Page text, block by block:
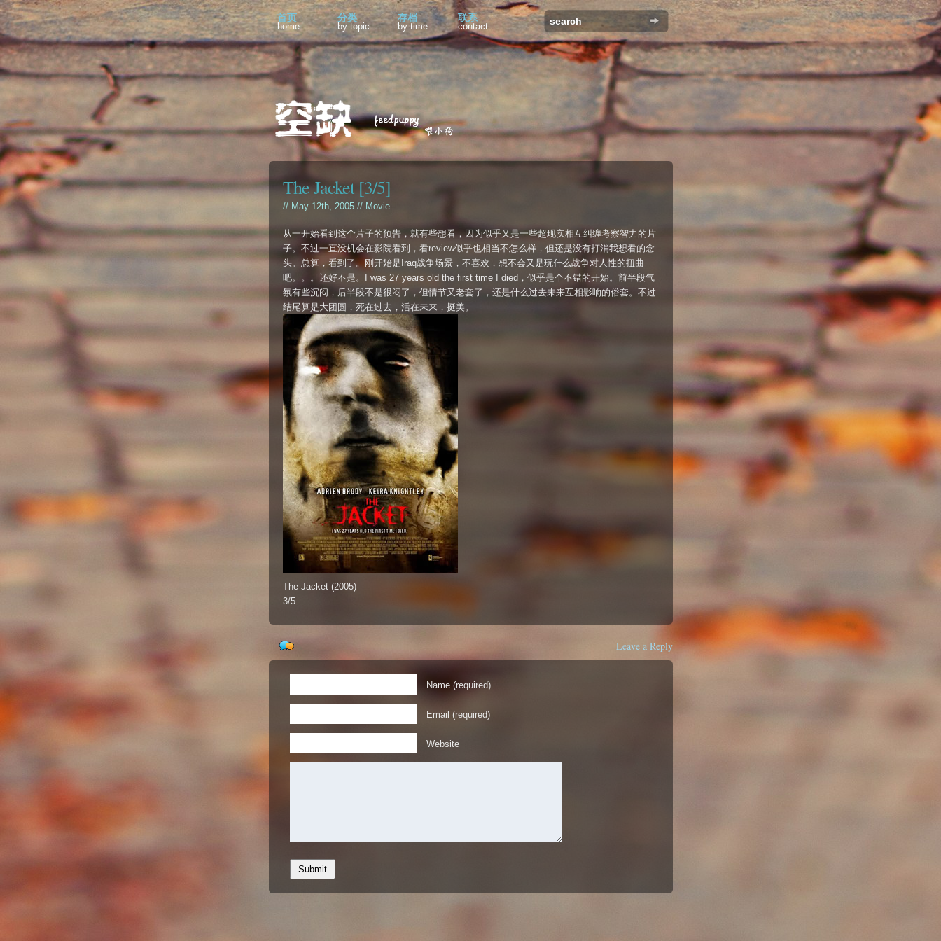
首页
home
分类
by topic
存档
by time
联系
contact
The Jacket [3/5]
// May 12th, 2005 // Movie
从一开始看到这个片子的预告，就有些想看，因为似乎又是一些超现实相互纠缠考察智力的片
子。不过一直没机会在影院看到，看review似乎也相当不怎么样，但还是没有打消我想看的念
头。总算，看到了。刚开始是Iraq战争场景，不喜欢，想不会又是玩什么战争对人性的扭曲
吧。。。还好不是。I was 27 years old the first time I died，似乎是个不错的开始。前半段气
氛有些沉闷，后半段不是很闷了，但情节又老套了，还是什么过去未来互相影响的俗套。不过
结尾算是大团圆，死在过去，活在未来，挺美。
The Jacket (2005)
3/5
Leave a Reply
Name (required)
Email (required)
Website